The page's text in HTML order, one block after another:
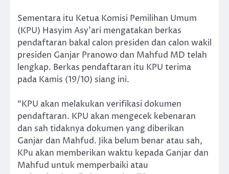
Sementara itu Ketua Komisi Pemilihan Umum
(KPU) Hasyim Asy’ari mengatakan berkas
pendaftaran bakal calon presiden dan calon wakil
presiden Ganjar Pranowo dan Mahfud MD telah
lengkap. Berkas pendaftaran itu KPU terima
pada Kamis (19/10) siang ini.
“KPU akan melakukan verifikasi dokumen
pendaftaran. KPU akan mengecek kebenaran
dan sah tidaknya dokumen yang diberikan
Ganjar dan Mahfud. Jika belum benar atau sah,
KPu akan memberikan waktu kepada Ganjar dan
Mahfud untuk memperbaiki atau